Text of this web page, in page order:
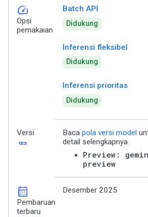
speed
Opsi
pemakaian
Batch API
Didukung
Inferensi fleksibel
Didukung
Inferensi prioritas
Didukung
Versi
123
Baca pola versi model
detail selengkapnya.
Preview:
preview
calendar_month
Pembaruan
terbaru
Desember 2025